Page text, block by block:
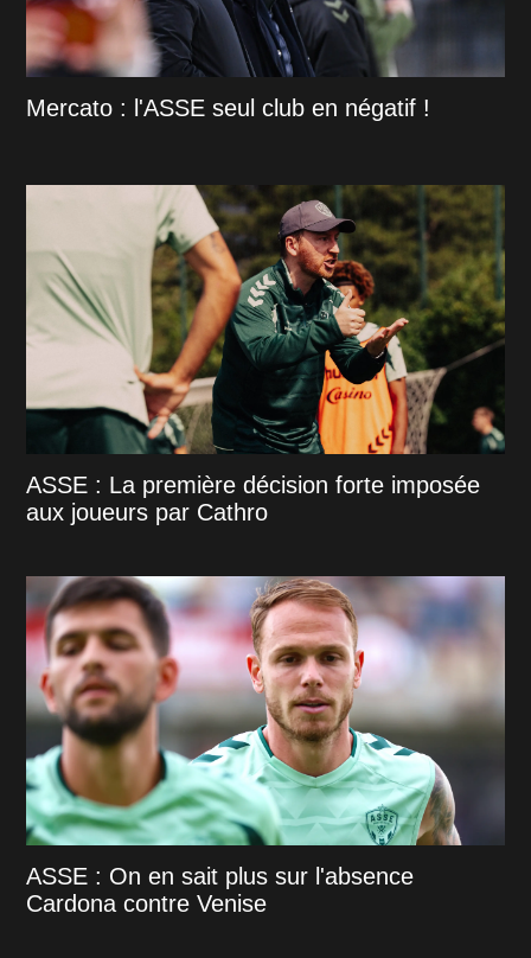
Mercato : l'ASSE seul club en négatif !
ASSE : La première décision forte imposée
aux joueurs par Cathro
ASSE : On en sait plus sur l'absence
Cardona contre Venise